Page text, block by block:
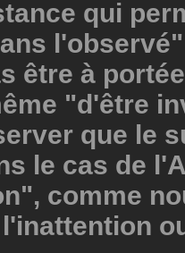
qui
être à
"d'être
que le
le cas de
comme